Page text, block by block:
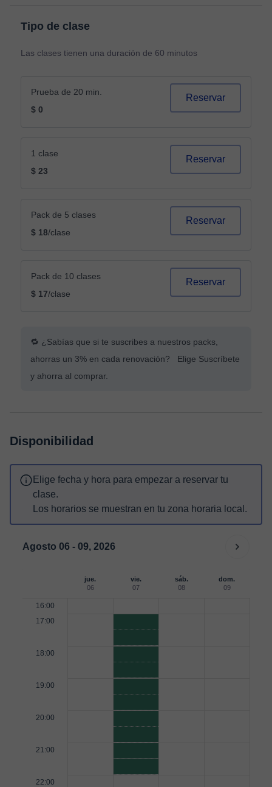
Tipo de clase
Las clases tienen una duración de 60 minutos
Prueba de 20 min.
$ 0
Reservar
1 clase
$ 23
Reservar
Pack de 5 clases
$ 18/clase
Reservar
Pack de 10 clases
$ 17/clase
Reservar
🔁 ¿Sabías que si te suscribes a nuestros packs,
ahorras un 3% en cada renovación? Elige Suscríbete
y ahorra al comprar.
Disponibilidad
Elige fecha y hora para empezar a reservar tu
clase.
Los horarios se muestran en tu zona horaria local.
Agosto 06 - 09, 2026
jue.
06
vie.
07
sáb.
08
dom.
09
16:00
17:00
18:00
19:00
20:00
21:00
22:00